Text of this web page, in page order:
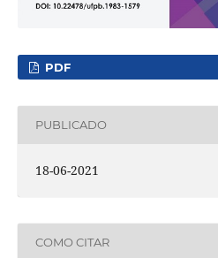
PDF
PUBLICADO
18-06-2021
COMO CITAR